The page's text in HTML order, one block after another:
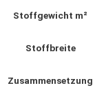
Stoffgewicht m²
Stoffbreite
Zusammensetzung